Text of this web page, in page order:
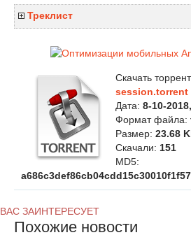
Треклист
Скачать
session.torrent
Дата: 8-10-
Формат файла:
Размер: 23.68
Скачали: 151
MD5:
ВАС ЗАИНТЕРЕСУЕТ
Похожие новости